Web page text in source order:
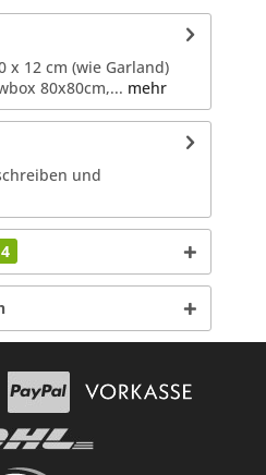
x 12 cm (wie Garland)
80x80cm,... mehr
und
4